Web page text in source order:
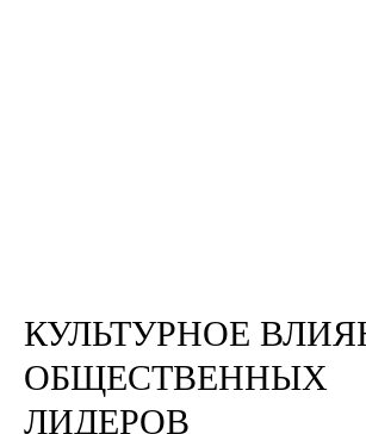
КУЛЬТУРНОЕ
ОБЩЕСТВЕННЫХ
ЛИДЕРОВ